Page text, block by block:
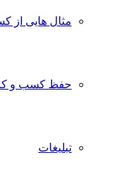
مثال هایی از کسب و کار
حفظ کسب و کار
تبلیغات